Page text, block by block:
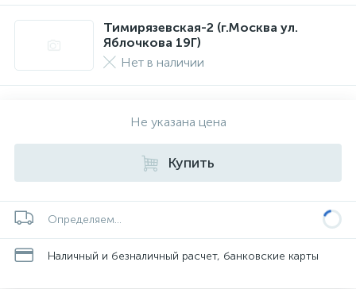
Тимирязевская-2 (г.Москва ул.
Яблочкова 19Г)
Нет в наличии
Не указана цена
Купить
Определяем...
Наличный и безналичный расчет, банковские карты